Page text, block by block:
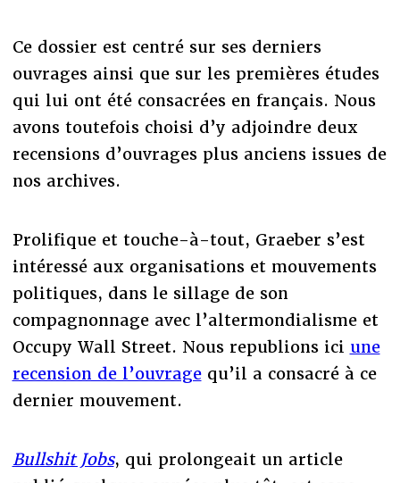
Ce dossier est centré sur ses derniers
ouvrages ainsi que sur les premières études
qui lui ont été consacrées en français. Nous
avons toutefois choisi d’y adjoindre deux
recensions d’ouvrages plus anciens issues de
nos archives.
Prolifique et touche-à-tout, Graeber s’est
intéressé aux organisations et mouvements
politiques, dans le sillage de son
compagnonnage avec l’altermondialisme et
Occupy Wall Street. Nous republions ici une
recension de l’ouvragequ’il a consacré à ce
dernier mouvement.
Bullshit Jobs, qui prolongeait un article